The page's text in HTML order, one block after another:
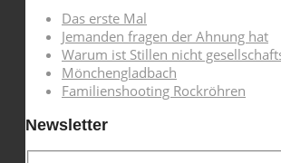
Das erste Mal
Jemanden fragen der Ahnung hat
Warum ist Stillen nicht
Mönchengladbach
Familienshooting Rockröhren
Newsletter